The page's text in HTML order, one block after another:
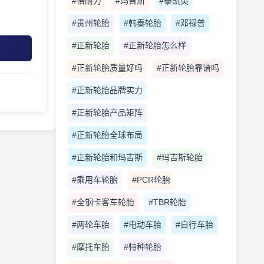
#贵州轮胎 #韩泰轮胎 #邓禄普
#正新轮胎 #正新轮胎怎么样
#正新轮胎质量好吗 #正新轮胎靠谱吗
#正新轮胎品牌实力
#正新轮胎产品矩阵
#正新轮胎全球布局
#正新轮胎和玛吉斯 #玛吉斯轮胎
#乘用车轮胎 #PCR轮胎
#全钢卡客车轮胎 #TBR轮胎
#两轮车胎 #电动车胎 #自行车胎
#摩托车胎 #特种轮胎